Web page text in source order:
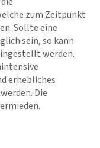
zum Zeitpunkt
Sollte eine
sein, so kann
werden.
erhebliches
Die